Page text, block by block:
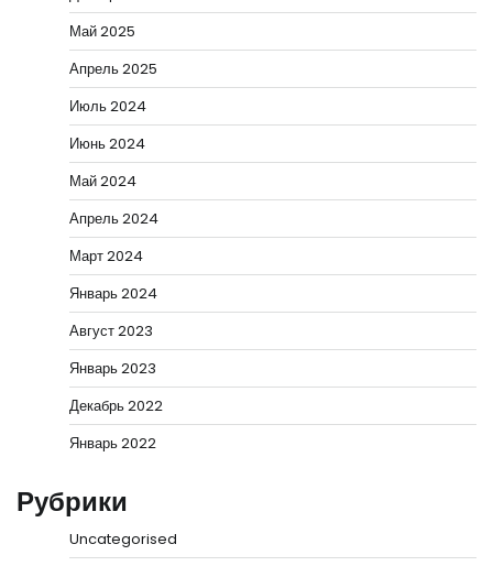
Май 2025
Апрель 2025
Июль 2024
Июнь 2024
Май 2024
Апрель 2024
Март 2024
Январь 2024
Август 2023
Январь 2023
Декабрь 2022
Январь 2022
Рубрики
Uncategorised